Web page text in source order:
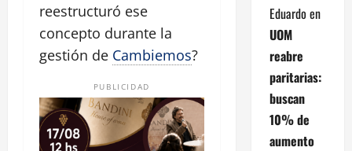
reestructuró ese
concepto durante la
gestión de Cambiemos?
PUBLICIDAD
Eduardo en
UOM
reabre
paritarias:
buscan
10% de
aumento